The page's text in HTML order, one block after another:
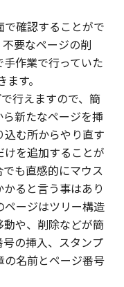
確認することがで
要なページの削
作業で行っていた
す。
行えますので、簡
新たなページを挿
む所からやり直す
を追加することが
も直感的にマウス
ると言う事はあり
ページはツリー構造
や、削除などが簡
の挿入、スタンプ
名前とページ番号